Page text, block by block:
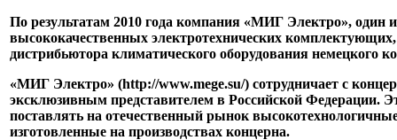
По результатам 2010 года компания «МИГ Электро», один
высококачественных электротехнических комплектующих,
дистрибьютора климатического оборудования немецкого
«МИГ Электро» (http://www.mege.su/) сотрудничает с
эксклюзивным представителем в Российской Федерации.
поставлять на отечественный рынок
изготовленные на производствах концерна.